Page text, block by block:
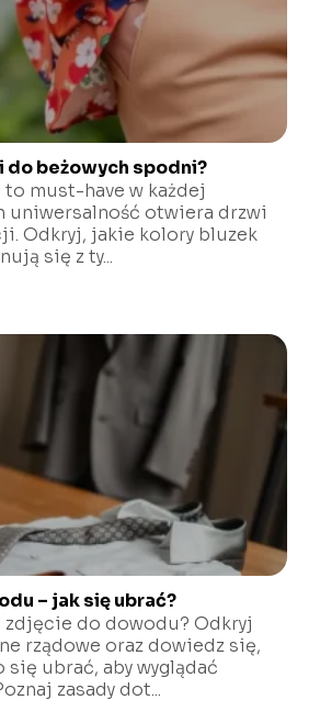
beżowych spodni?
must-have w każdej
uniwersalność otwiera drzwi
Odkryj, jakie kolory bluzek
się z ty...
– jak się ubrać?
zdjęcie do dowodu? Odkryj
rządowe oraz dowiedz się,
ubrać, aby wyglądać
zasady dot...